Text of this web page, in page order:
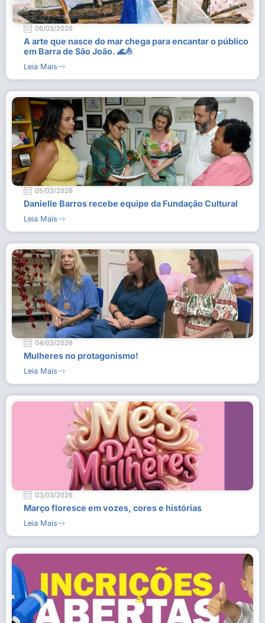
06/03/2026
A arte que nasce do mar chega para encantar o público
em Barra de São João. 🌊⛵
Leia Mais
05/03/2026
Danielle Barros recebe equipe da Fundação Cultural
Leia Mais
04/03/2026
Mulheres no protagonismo!
Leia Mais
03/03/2026
Março floresce em vozes, cores e histórias
Leia Mais